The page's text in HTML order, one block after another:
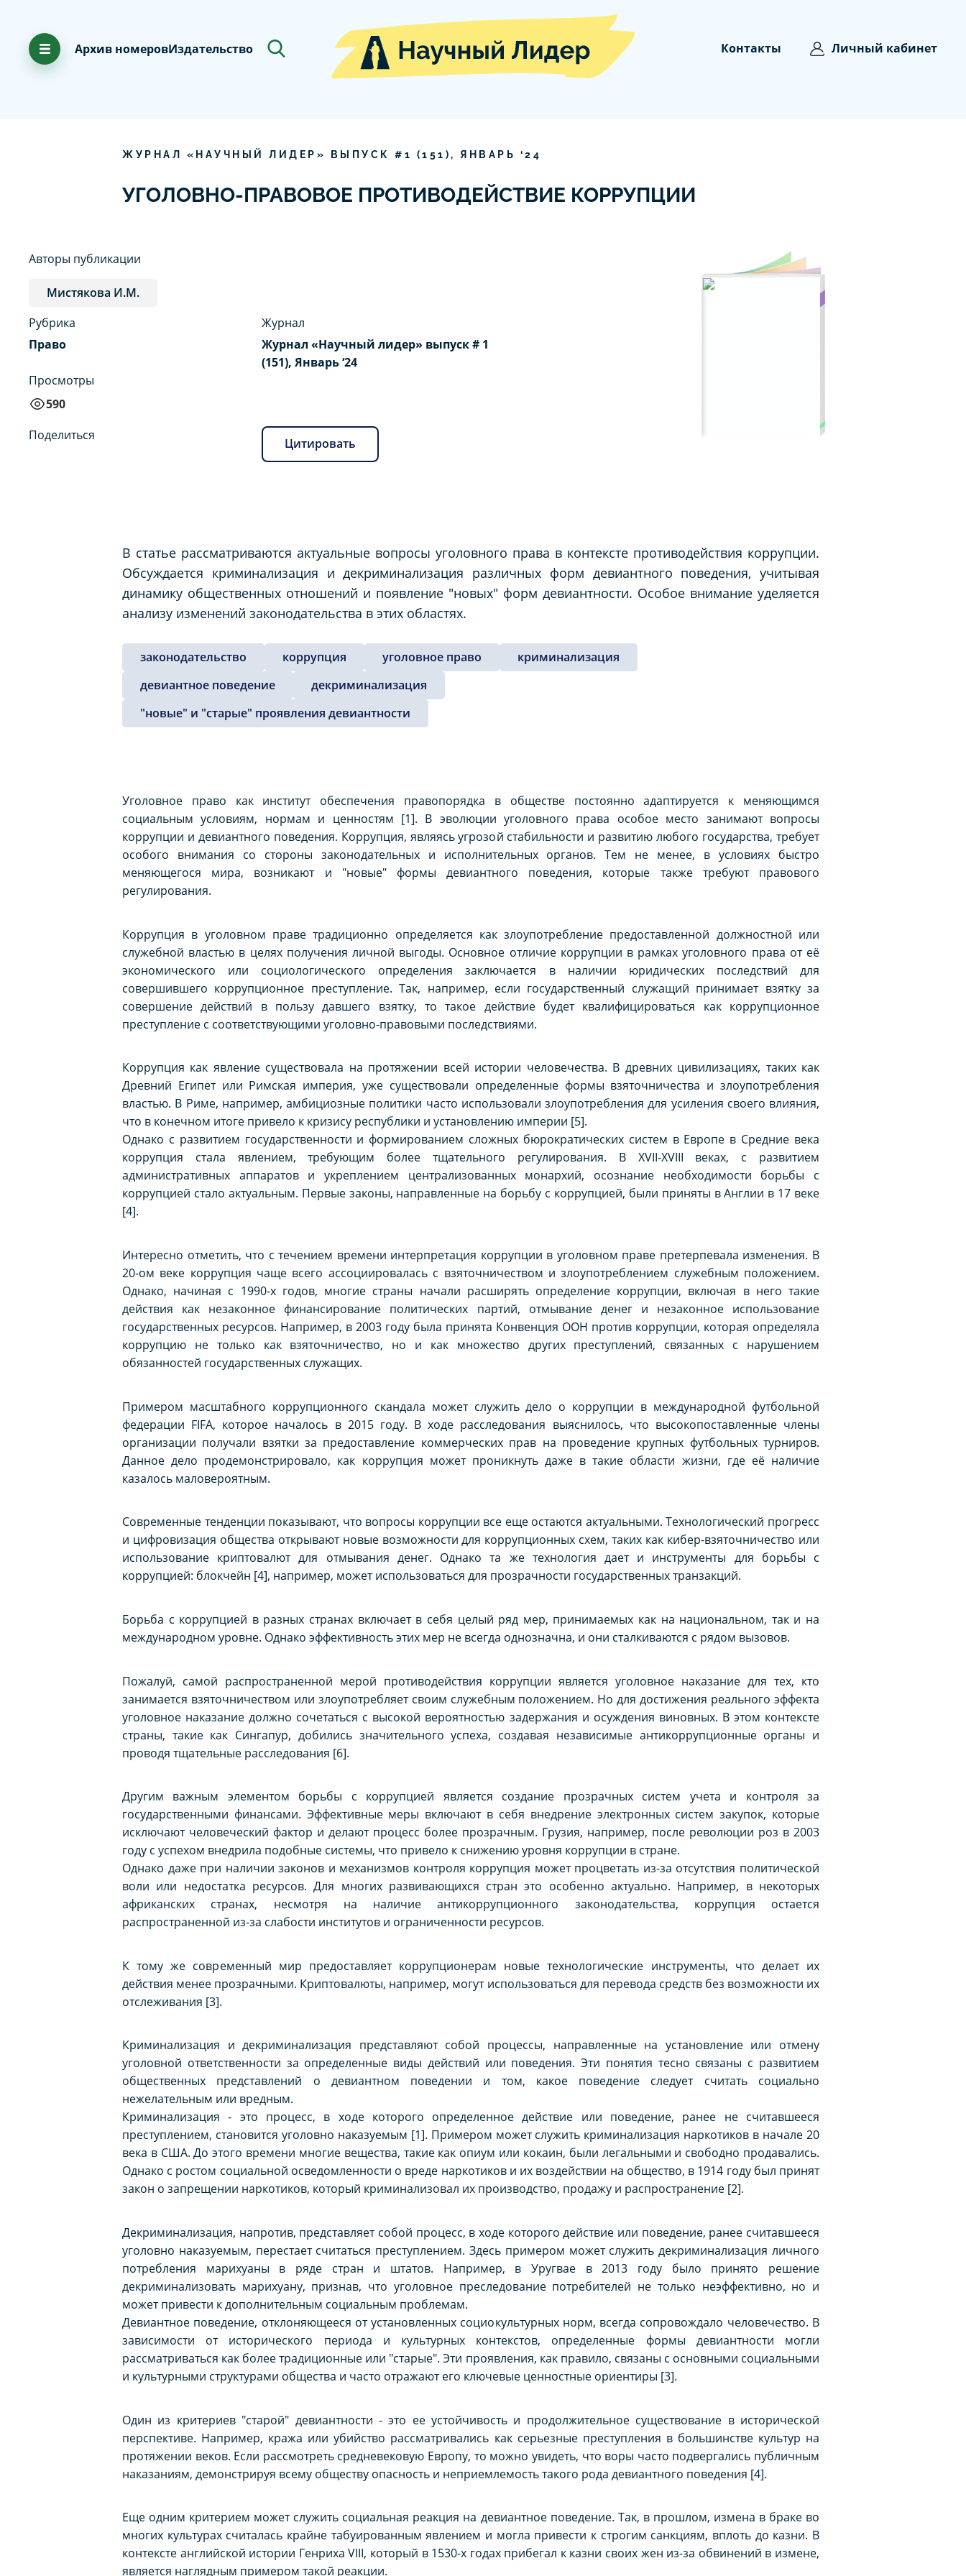
Архив номеровИздательство Контакты Личный кабинет
ЖУРНАЛ «НАУЧНЫЙ ЛИДЕР» ВЫПУСК # 1 (151 ), ЯНВАРЬ ‘24
УГОЛОВНО-ПРАВОВОЕ ПРОТИВОДЕЙСТВИЕ КОРРУПЦИИ
Авторы публикации
Мистякова И.М.
Рубрика
Право
Просмотры
590
Журнал
Журнал «Научный лидер» выпуск # 1
(151), Январь ‘24
Поделиться
Цитировать
В статье рассматриваются актуальные вопросы уголовного права в контексте противодействия коррупции.
Обсуждается криминализация и декриминализация различных форм девиантного поведения, учитывая
динамику общественных отношений и появление "новых" форм девиантности. Особое внимание уделяется
анализу изменений законодательства в этих областях.
законодательство коррупция уголовное право
криминализация
девиантное поведение
декриминализация
"новые" и "старые" проявления девиантности
Уголовное право как институт обеспечения правопорядка в обществе постоянно адаптируется к меняющимся
социальным условиям, нормам и ценностям [1]. В эволюции уголовного права особое место занимают вопросы
коррупции и девиантного поведения. Коррупция, являясь угрозой стабильности и развитию любого государства, требует
особого внимания со стороны законодательных и исполнительных органов. Тем не менее, в условиях быстро
меняющегося мира, возникают и "новые" формы девиантного поведения, которые также требуют правового
регулирования.
Коррупция в уголовном праве традиционно определяется как злоупотребление предоставленной должностной или
служебной властью в целях получения личной выгоды. Основное отличие коррупции в рамках уголовного права от её
экономического или социологического определения заключается в наличии юридических последствий для
совершившего коррупционное преступление. Так, например, если государственный служащий принимает взятку за
совершение действий в пользу давшего взятку, то такое действие будет квалифицироваться как коррупционное
преступление с соответствующими уголовно-правовыми последствиями.
Коррупция как явление существовала на протяжении всей истории человечества. В древних цивилизациях, таких как
Древний Египет или Римская империя, уже существовали определенные формы взяточничества и злоупотребления
властью. В Риме, например, амбициозные политики часто использовали злоупотребления для усиления своего влияния,
что в конечном итоге привело к кризису республики и установлению империи [5].
Однако с развитием государственности и формированием сложных бюрократических систем в Европе в Средние века
коррупция стала явлением, требующим более тщательного регулирования. В XVII-XVIII веках, с развитием
административных аппаратов и укреплением централизованных монархий, осознание необходимости борьбы с
коррупцией стало актуальным. Первые законы, направленные на борьбу с коррупцией, были приняты в Англии в 17 веке
[4].
Интересно отметить, что с течением времени интерпретация коррупции в уголовном праве претерпевала изменения. В
20-ом веке коррупция чаще всего ассоциировалась с взяточничеством и злоупотреблением служебным положением.
Однако, начиная с 1990-х годов, многие страны начали расширять определение коррупции, включая в него такие
действия как незаконное финансирование политических партий, отмывание денег и незаконное использование
государственных ресурсов. Например, в 2003 году была принята Конвенция ООН против коррупции, которая определяла
коррупцию не только как взяточничество, но и как множество других преступлений, связанных с нарушением
обязанностей государственных служащих.
Примером масштабного коррупционного скандала может служить дело о коррупции в международной футбольной
федерации FIFA, которое началось в 2015 году. В ходе расследования выяснилось, что высокопоставленные члены
организации получали взятки за предоставление коммерческих прав на проведение крупных футбольных турниров.
Данное дело продемонстрировало, как коррупция может проникнуть даже в такие области жизни, где её наличие
казалось маловероятным.
Современные тенденции показывают, что вопросы коррупции все еще остаются актуальными. Технологический прогресс
и цифровизация общества открывают новые возможности для коррупционных схем, таких как кибер-взяточничество или
использование криптовалют для отмывания денег. Однако та же технология дает и инструменты для борьбы с
коррупцией: блокчейн [4], например, может использоваться для прозрачности государственных транзакций.
Борьба с коррупцией в разных странах включает в себя целый ряд мер, принимаемых как на национальном, так и на
международном уровне. Однако эффективность этих мер не всегда однозначна, и они сталкиваются с рядом вызовов.
Пожалуй, самой распространенной мерой противодействия коррупции является уголовное наказание для тех, кто
занимается взяточничеством или злоупотребляет своим служебным положением. Но для достижения реального эффекта
уголовное наказание должно сочетаться с высокой вероятностью задержания и осуждения виновных. В этом контексте
страны, такие как Сингапур, добились значительного успеха, создавая независимые антикоррупционные органы и
проводя тщательные расследования [6].
Другим важным элементом борьбы с коррупцией является создание прозрачных систем учета и контроля за
государственными финансами. Эффективные меры включают в себя внедрение электронных систем закупок, которые
исключают человеческий фактор и делают процесс более прозрачным. Грузия, например, после революции роз в 2003
году с успехом внедрила подобные системы, что привело к снижению уровня коррупции в стране.
Однако даже при наличии законов и механизмов контроля коррупция может процветать из-за отсутствия политической
воли или недостатка ресурсов. Для многих развивающихся стран это особенно актуально. Например, в некоторых
африканских странах, несмотря на наличие антикоррупционного законодательства, коррупция остается
распространенной из-за слабости институтов и ограниченности ресурсов.
К тому же современный мир предоставляет коррупционерам новые технологические инструменты, что делает их
действия менее прозрачными. Криптовалюты, например, могут использоваться для перевода средств без возможности их
отслеживания [3].
Криминализация и декриминализация представляют собой процессы, направленные на установление или отмену
уголовной ответственности за определенные виды действий или поведения. Эти понятия тесно связаны с развитием
общественных представлений о девиантном поведении и том, какое поведение следует считать социально
нежелательным или вредным.
Криминализация - это процесс, в ходе которого определенное действие или поведение, ранее не считавшееся
преступлением, становится уголовно наказуемым [1]. Примером может служить криминализация наркотиков в начале 20
века в США. До этого времени многие вещества, такие как опиум или кокаин, были легальными и свободно продавались.
Однако с ростом социальной осведомленности о вреде наркотиков и их воздействии на общество, в 1914 году был принят
закон о запрещении наркотиков, который криминализовал их производство, продажу и распространение [2].
Декриминализация, напротив, представляет собой процесс, в ходе которого действие или поведение, ранее считавшееся
уголовно наказуемым, перестает считаться преступлением. Здесь примером может служить декриминализация личного
потребления марихуаны в ряде стран и штатов. Например, в Уругвае в 2013 году было принято решение
декриминализовать марихуану, признав, что уголовное преследование потребителей не только неэффективно, но и
может привести к дополнительным социальным проблемам.
Девиантное поведение, отклоняющееся от установленных социокультурных норм, всегда сопровождало человечество. В
зависимости от исторического периода и культурных контекстов, определенные формы девиантности могли
рассматриваться как более традиционные или "старые". Эти проявления, как правило, связаны с основными социальными
и культурными структурами общества и часто отражают его ключевые ценностные ориентиры [3].
Один из критериев "старой" девиантности - это ее устойчивость и продолжительное существование в исторической
перспективе. Например, кража или убийство рассматривались как серьезные преступления в большинстве культур на
протяжении веков. Если рассмотреть средневековую Европу, то можно увидеть, что воры часто подвергались публичным
наказаниям, демонстрируя всему обществу опасность и неприемлемость такого рода девиантного поведения [4].
Еще одним критерием может служить социальная реакция на девиантное поведение. Так, в прошлом, измена в браке во
многих культурах считалась крайне табуированным явлением и могла привести к строгим санкциям, вплоть до казни. В
контексте английской истории Генриха VIII, который в 1530-х годах прибегал к казни своих жен из-за обвинений в измене,
является наглядным примером такой реакции.